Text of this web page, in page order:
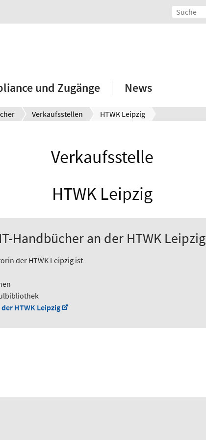
und Zugänge News
Verkaufsstellen HTWK Leipzig
Verkaufsstelle
HTWK Leipzig
IT-Handbücher an der HTWK Leipzig
der HTWK Leipzig ist
HTWK Leipzig